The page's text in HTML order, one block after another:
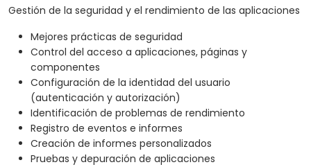
Gestión de la seguridad y el rendimiento de las aplicaciones
Mejores prácticas de seguridad
Control del acceso a aplicaciones, páginas y
componentes
Configuración de la identidad del usuario
(autenticación y autorización)
Identificación de problemas de rendimiento
Registro de eventos e informes
Creación de informes personalizados
Pruebas y depuración de aplicaciones